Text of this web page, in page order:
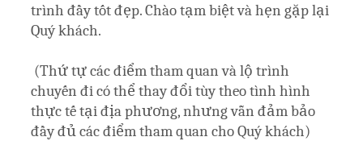
trình đầy tốt đẹp. Chào tạm biệt và hẹn gặp lại
Quý khách.
(Thứ tự các điểm tham quan và lộ trình
chuyến đi có thể thay đổi tùy theo tình hình
thực tế tại địa phương, nhưng vẫn đảm bảo
đầy đủ các điểm tham quan cho Quý khách)